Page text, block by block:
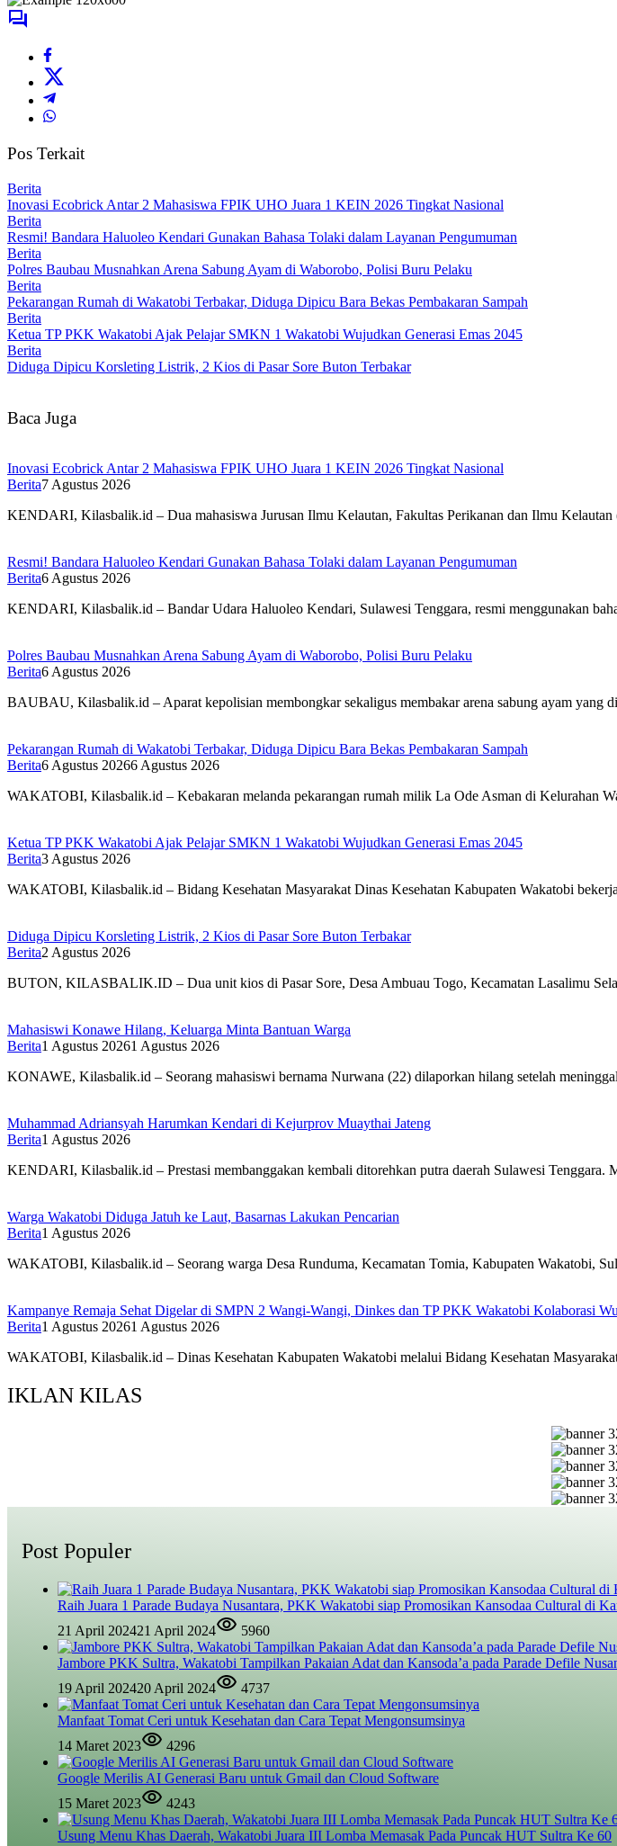
Pos Terkait
Berita
Inovasi Ecobrick Antar 2 Mahasiswa FPIK UHO Juara 1 KEIN 2026 Tingkat Nasional
Berita
Resmi! Bandara Haluoleo Kendari Gunakan Bahasa Tolaki dalam Layanan Pengumuman
Berita
Polres Baubau Musnahkan Arena Sabung Ayam di Waborobo, Polisi Buru Pelaku
Berita
Pekarangan Rumah di Wakatobi Terbakar, Diduga Dipicu Bara Bekas Pembakaran Sampah
Berita
Ketua TP PKK Wakatobi Ajak Pelajar SMKN 1 Wakatobi Wujudkan Generasi Emas 2045
Berita
Diduga Dipicu Korsleting Listrik, 2 Kios di Pasar Sore Buton Terbakar
Baca Juga
Inovasi Ecobrick Antar 2 Mahasiswa FPIK UHO Juara 1 KEIN 2026 Tingkat Nasional
Berita7 Agustus 2026
KENDARI, Kilasbalik.id – Dua mahasiswa Jurusan Ilmu Kelautan, Fakultas Perikanan dan Ilmu
Resmi! Bandara Haluoleo Kendari Gunakan Bahasa Tolaki dalam Layanan Pengumuman
Berita6 Agustus 2026
KENDARI, Kilasbalik.id – Bandar Udara Haluoleo Kendari, Sulawesi Tenggara, resmi menggunakan
Polres Baubau Musnahkan Arena Sabung Ayam di Waborobo, Polisi Buru Pelaku
Berita6 Agustus 2026
BAUBAU, Kilasbalik.id – Aparat kepolisian membongkar sekaligus membakar arena sabung ayam yang
Pekarangan Rumah di Wakatobi Terbakar, Diduga Dipicu Bara Bekas Pembakaran Sampah
Berita6 Agustus 20266 Agustus 2026
WAKATOBI, Kilasbalik.id – Kebakaran melanda pekarangan rumah milik La Ode Asman di Kelurahan
Ketua TP PKK Wakatobi Ajak Pelajar SMKN 1 Wakatobi Wujudkan Generasi Emas 2045
Berita3 Agustus 2026
WAKATOBI, Kilasbalik.id – Bidang Kesehatan Masyarakat Dinas Kesehatan Kabupaten Wakatobi
Diduga Dipicu Korsleting Listrik, 2 Kios di Pasar Sore Buton Terbakar
Berita2 Agustus 2026
BUTON, KILASBALIK.ID – Dua unit kios di Pasar Sore, Desa Ambuau Togo, Kecamatan Lasalimu
Mahasiswi Konawe Hilang, Keluarga Minta Bantuan Warga
Berita1 Agustus 20261 Agustus 2026
KONAWE, Kilasbalik.id – Seorang mahasiswi bernama Nurwana (22) dilaporkan hilang setelah
Muhammad Adriansyah Harumkan Kendari di Kejurprov Muaythai Jateng
Berita1 Agustus 2026
KENDARI, Kilasbalik.id – Prestasi membanggakan kembali ditorehkan putra daerah Sulawesi
Warga Wakatobi Diduga Jatuh ke Laut, Basarnas Lakukan Pencarian
Berita1 Agustus 2026
WAKATOBI, Kilasbalik.id – Seorang warga Desa Runduma, Kecamatan Tomia, Kabupaten Wakatobi,
Kampanye Remaja Sehat Digelar di SMPN 2 Wangi-Wangi, Dinkes dan TP PKK Wakatobi Kolaborasi
Berita1 Agustus 20261 Agustus 2026
WAKATOBI, Kilasbalik.id – Dinas Kesehatan Kabupaten Wakatobi melalui Bidang Kesehatan
IKLAN KILAS
Post Populer
Raih Juara 1 Parade Budaya Nusantara, PKK Wakatobi siap Promosikan Kansodaa Cultural di
21 April 202421 April 2024 5960
Jambore PKK Sultra, Wakatobi Tampilkan Pakaian Adat dan Kansoda’a pada Parade Defile
19 April 202420 April 2024 4737
Manfaat Tomat Ceri untuk Kesehatan dan Cara Tepat Mengonsumsinya
14 Maret 2023
4296
Google Merilis AI Generasi Baru untuk Gmail dan Cloud Software
15 Maret 2023
4243
Usung Menu Khas Daerah, Wakatobi Juara III Lomba Memasak Pada Puncak HUT Sultra Ke 60